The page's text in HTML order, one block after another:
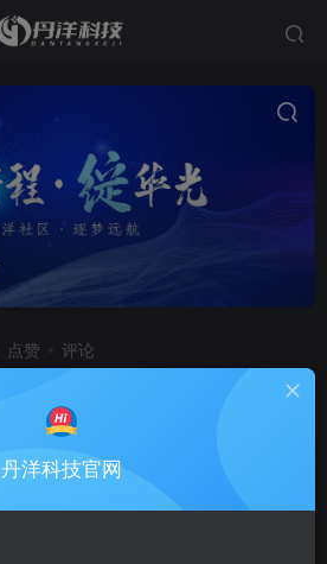
点赞 评论
微擎框架接入标准易支付接口
[支持易
支付、码支付，实现个人免签收款]
聚付系统
丹洋科技官网